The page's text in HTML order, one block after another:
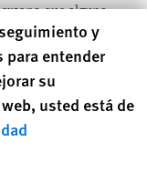
que alguna
de trabajo para
a prácticamente
y han
amplia respecto
un funcionario de
sobre qué
y
para entender
su
usted está de